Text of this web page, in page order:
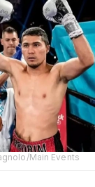
Main Events